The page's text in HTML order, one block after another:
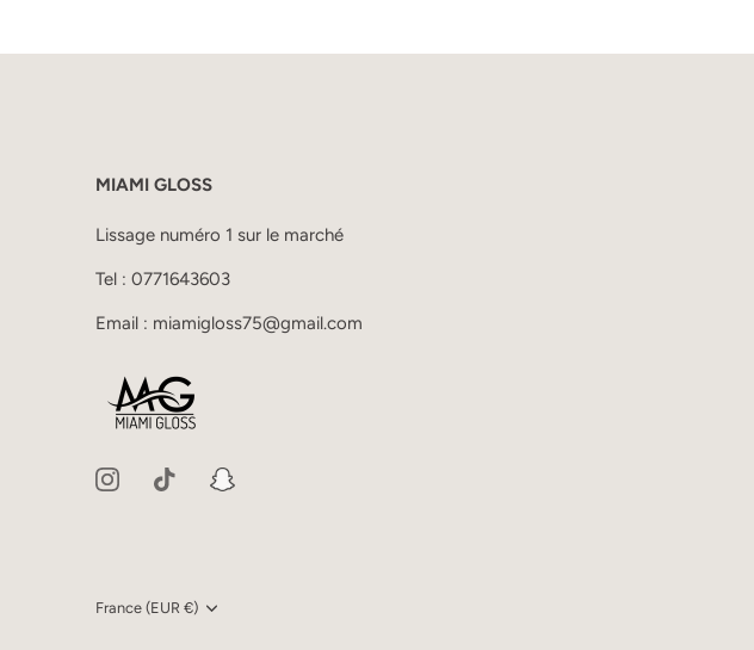
MIAMI GLOSS
Lissage numéro 1 sur le marché
Tel : 0771643603
Email : miamigloss75@gmail.com
Devise
France (EUR €)